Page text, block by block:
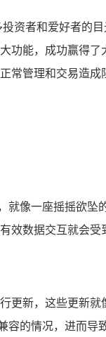
资者和爱好者的
能，成功赢得
管理和交易造
像一座摇摇欲
数据交互就会
更新，这些更新
的情况，进而导